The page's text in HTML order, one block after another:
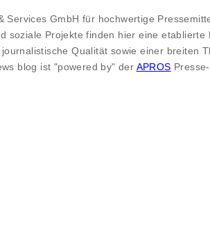
Services GmbH für hochwertige
Projekte finden hier eine
Qualität sowie einer breiten
blog ist "powered by" der APROS